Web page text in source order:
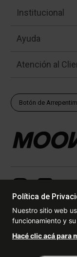
Institucional
Ayuda
Atención al
Botón de
© Copyright - 2017 -
DERECHOS
Política de
Nuestro sitio web
funcionamiento y
Hacé clic acá para